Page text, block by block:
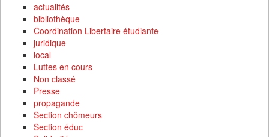
actualités
bibliothèque
Coordination Libertaire étudiante
juridique
local
Luttes en cours
Non classé
Presse
propagande
Section chômeurs
Section éduc